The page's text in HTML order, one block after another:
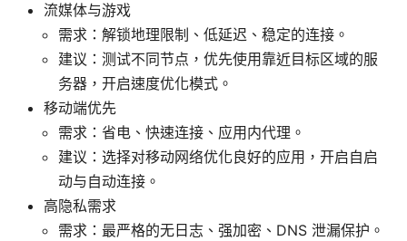
流媒体与游戏
需求：解锁地理限制、低延迟、稳定的连接。
建议：测试不同节点，优先使用靠近目标区域的服
务器，开启速度优化模式。
移动端优先
需求：省电、快速连接、应用内代理。
建议：选择对移动网络优化良好的应用，开启自启
动与自动连接。
高隐私需求
需求：最严格的无日志、强加密、DNS 泄漏保护。